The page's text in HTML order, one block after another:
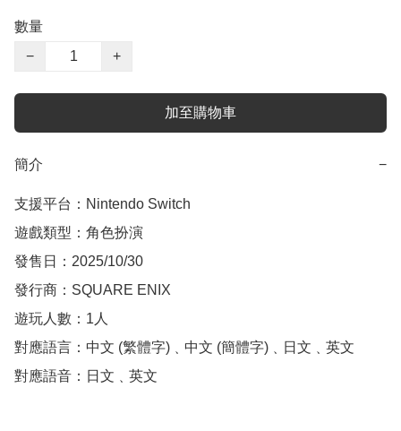
數量
−
+
加至購物車
簡介 −
支援平台：Nintendo Switch
遊戲類型：角色扮演
發售日：2025/10/30
發行商：SQUARE ENIX
遊玩人數：1人
對應語言：中文 (繁體字)﹑中文 (簡體字)﹑日文﹑英文
對應語音：日文﹑英文